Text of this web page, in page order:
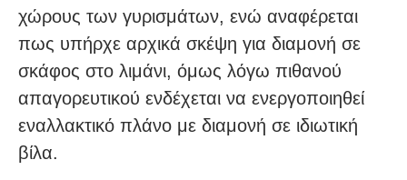
χώρους των γυρισμάτων, ενώ αναφέρεται
πως υπήρχε αρχικά σκέψη για διαμονή σε
σκάφος στο λιμάνι, όμως λόγω πιθανού
απαγορευτικού ενδέχεται να ενεργοποιηθεί
εναλλακτικό πλάνο με διαμονή σε ιδιωτική
βίλα.